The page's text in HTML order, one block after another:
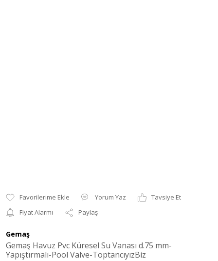
Yorum Yaz
Tavsiye Et
Fiyat Alarmı
Paylaş
Gemaş
Gemaş Havuz Pvc Küresel Su Vanası d.75 mm-
Yapıştırmalı-Pool Valve-ToptancıyızBiz